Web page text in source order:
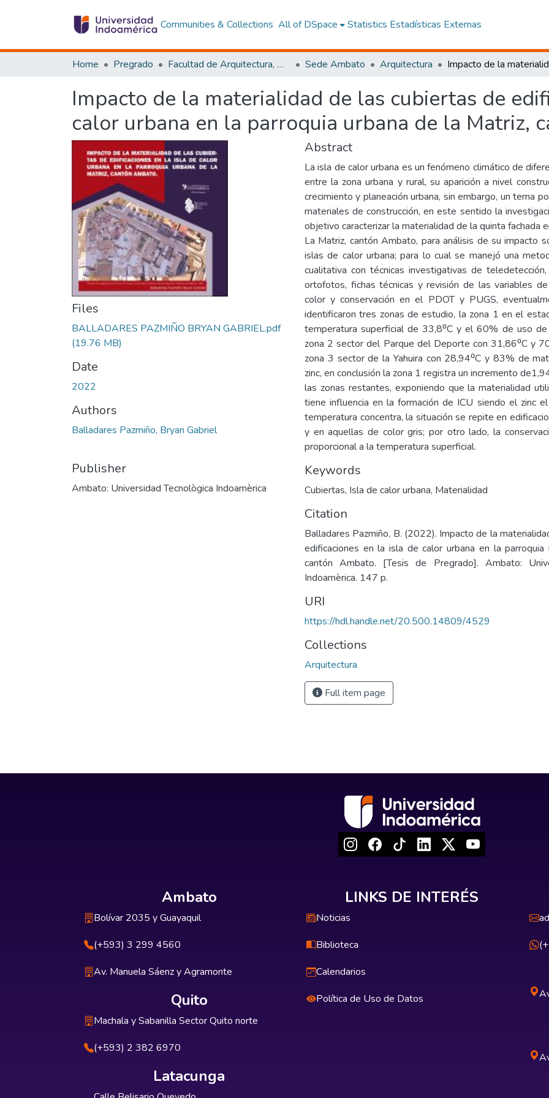
Communities & Collections All of DSpace Statistics Estadísticas Externas
Home Pregrado Facultad de Arquitectura, Artes y Diseño Sede Ambato Arquitectura
Impacto de la materialidad de las cubiertas de
calor urbana en la parroquia urbana de la Matriz,
Files
BALLADARES PAZMIÑO BRYAN GABRIEL.pdf
(19.76 MB)
Date
2022
Authors
Balladares Pazmiño, Bryan Gabriel
Publisher
Ambato: Universidad Tecnològica Indoamèrica
Abstract
La isla de calor urbana es un fenómeno climático de
entre la zona urbana y rural, su aparición a nivel
crecimiento y planeación urbana, sin embargo, un tema
materiales de construcción, en este sentido la
objetivo caracterizar la materialidad de la quinta fachada
La Matriz, cantón Ambato, para análisis de su impacto
islas de calor urbana; para lo cual se manejó una
cualitativa con técnicas investigativas de
ortofotos, fichas técnicas y revisión de las variables de
color y conservación en el PDOT y PUGS,
identificaron tres zonas de estudio, la zona 1 en el
temperatura superficial de 33,8⁰C y el 60% de uso de
zona 2 sector del Parque del Deporte con 31,86⁰C y
zona 3 sector de la Yahuira con 28,94⁰C y 83% de
zinc, en conclusión la zona 1 registra un incremento
las zonas restantes, exponiendo que la materialidad
tiene influencia en la formación de ICU siendo el zinc
temperatura concentra, la situación se repite en
y en aquellas de color gris; por otro lado, la
proporcional a la temperatura superficial.
Keywords
Cubiertas, Isla de calor urbana, Materialidad
Citation
Balladares Pazmiño, B. (2022). Impacto de la
edificaciones en la isla de calor urbana en la parroquia
cantón Ambato. [Tesis de Pregrado]. Ambato:
Indoamèrica. 147 p.
URI
https://hdl.handle.net/20.500.14809/4529
Collections
Arquitectura
Full item page
Ambato
Bolívar 2035 y Guayaquil
(+593) 3 299 4560
Av. Manuela Sáenz y Agramonte
Quito
Machala y Sabanilla Sector Quito norte
(+593) 2 382 6970
Latacunga
LINKS DE INTERÉS
Noticias
Biblioteca
Calendarios
Política de Uso de Datos